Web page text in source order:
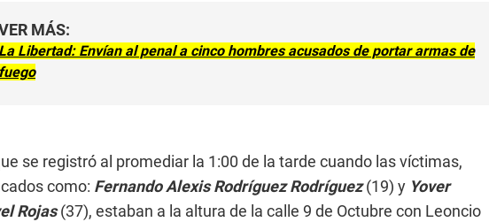
MÁS:
La Libertad: Envían al penal a cinco hombres acusados de portar armas de
fuego
se registró al promediar la 1:00 de la tarde cuando las víctimas,
como: Fernando Alexis Rodríguez Rodríguez(19) y Yover
Rojas(37), estaban a la altura de la calle 9 de Octubre con Leoncio